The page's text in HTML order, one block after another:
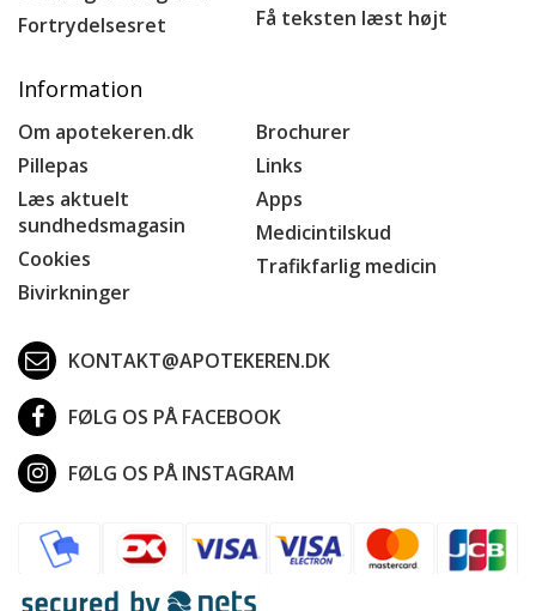
Fortrydelsesret
Få teksten læst højt
Information
Om apotekeren.dk
Pillepas
Læs aktuelt
sundhedsmagasin
Cookies
Bivirkninger
Brochurer
Links
Apps
Medicintilskud
Trafikfarlig medicin
KONTAKT@APOTEKEREN.DK
FØLG OS PÅ FACEBOOK
FØLG OS PÅ INSTAGRAM